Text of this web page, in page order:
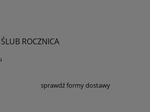
ROCZNICA
sprawdź formy dostawy